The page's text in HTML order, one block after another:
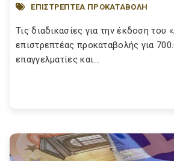
ΕΠΙΣΤΡΕΠΤΕΑ ΠΡΟΚΑΤΑΒΟΛΗ
Τις διαδικασίες για την έκδοση του
επιστρεπτέας προκαταβολής για
επαγγελματίες και...